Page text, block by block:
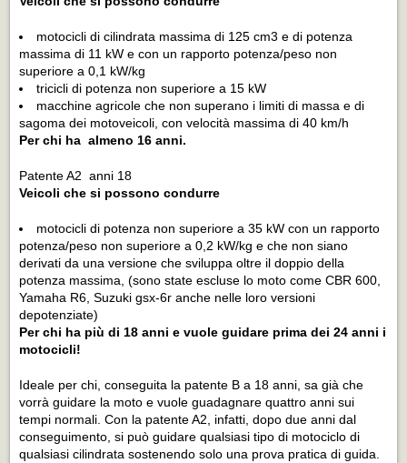
motocicli di cilindrata massima di 125 cm3 e di potenza
massima di 11 kW e con un rapporto potenza/peso non
superiore a 0,1 kW/kg
tricicli di potenza non superiore a 15 kW
macchine agricole che non superano i limiti di massa e di
sagoma dei motoveicoli, con velocità massima di 40 km/h
Per chi ha almeno 16 anni.
Patente A2 anni 18
Veicoli che si possono condurre
motocicli di potenza non superiore a 35 kW con un rapporto
potenza/peso non superiore a 0,2 kW/kg e che non siano
derivati da una versione che sviluppa oltre il doppio della
potenza massima, (sono state escluse lo moto come CBR 600,
Yamaha R6, Suzuki gsx-6r anche nelle loro versioni
depotenziate)
Per chi ha più di 18 anni e vuole guidare prima dei 24 anni i
motocicli!
Ideale per chi, conseguita la patente B a 18 anni, sa già che
vorrà guidare la moto e vuole guadagnare quattro anni sui
tempi normali. Con la patente A2, infatti, dopo due anni dal
conseguimento, si può guidare qualsiasi tipo di motociclo di
qualsiasi cilindrata sostenendo solo una prova pratica di guida.